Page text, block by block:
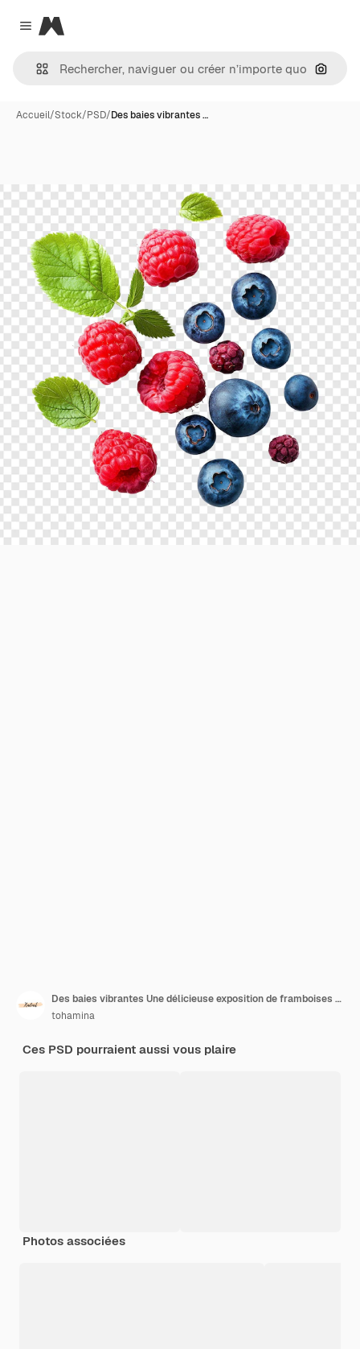
Close menu
Magnific
Accueil/Stock/PSD/Des baies vibrantes …
Des baies vibrantes Une délicieuse exposition de framboises et de bleuets
tohamina
Ces PSD pourraient aussi vous plaire
Photos associées